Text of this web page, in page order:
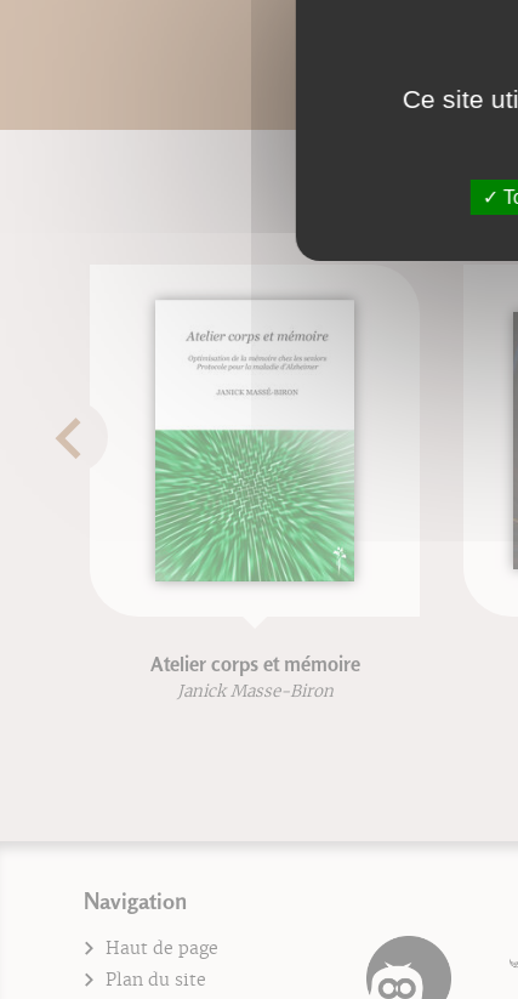
Atelier corps et mémoire
Janick Masse-Biron
Navigation
Haut de page
Plan du site
Ce site